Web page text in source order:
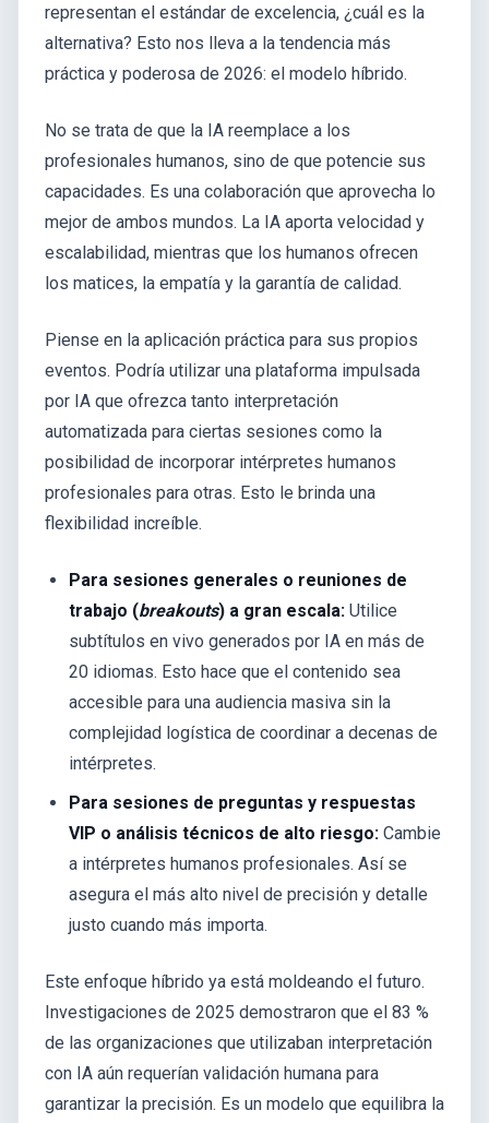
representan el estándar de excelencia, ¿cuál es la
alternativa? Esto nos lleva a la tendencia más
práctica y poderosa de 2026: el modelo híbrido.
No se trata de que la IA reemplace a los
profesionales humanos, sino de que potencie sus
capacidades. Es una colaboración que aprovecha lo
mejor de ambos mundos. La IA aporta velocidad y
escalabilidad, mientras que los humanos ofrecen
los matices, la empatía y la garantía de calidad.
Piense en la aplicación práctica para sus propios
eventos. Podría utilizar una plataforma impulsada
por IA que ofrezca tanto interpretación
automatizada para ciertas sesiones como la
posibilidad de incorporar intérpretes humanos
profesionales para otras. Esto le brinda una
flexibilidad increíble.
Para sesiones generales o reuniones de
trabajo (breakouts) a gran escala: Utilice
subtítulos en vivo generados por IA en más de
20 idiomas. Esto hace que el contenido sea
accesible para una audiencia masiva sin la
complejidad logística de coordinar a decenas de
intérpretes.
Para sesiones de preguntas y respuestas
VIP o análisis técnicos de alto riesgo: Cambie
a intérpretes humanos profesionales. Así se
asegura el más alto nivel de precisión y detalle
justo cuando más importa.
Este enfoque híbrido ya está moldeando el futuro.
Investigaciones de 2025 demostraron que el 83 %
de las organizaciones que utilizaban interpretación
con IA aún requerían validación humana para
garantizar la precisión. Es un modelo que equilibra la